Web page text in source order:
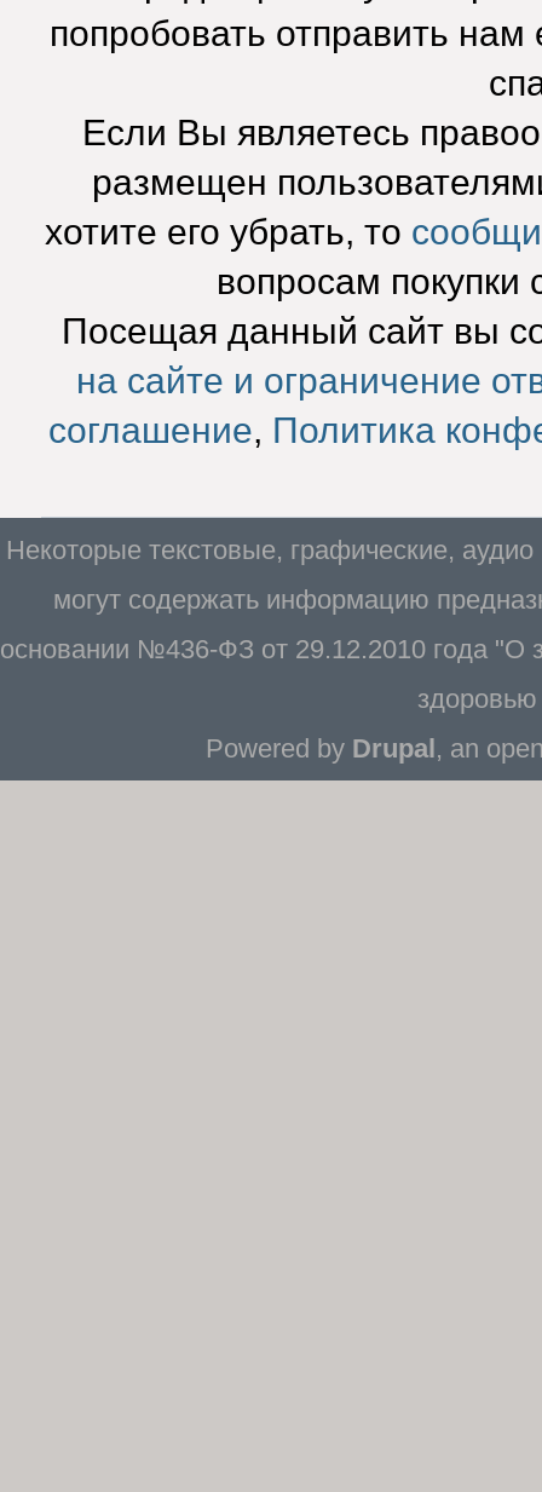
попробовать отправить нам
Если Вы являетесь
размещен
хотите его убрать, то
вопросам покупки
Посещая данный сайт вы
на сайте и ограничение
соглашение, Политика
Некоторые текстовые, графические,
могут содержать информацию
основании №436-ФЗ от 29.12.2010 года "О
Powered by Drupal, an